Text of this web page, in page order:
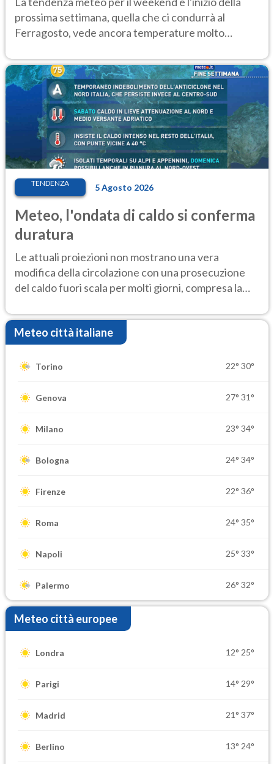
prossima settimana, quella che ci condurrà al
Ferragosto, vede ancora temperature molto
TENDENZA 5 Agosto 2026
Meteo, l'ondata di caldo si conferma
duratura
Le attuali proiezioni non mostrano una vera
modifica della circolazione con una prosecuzione
del caldo fuori scala per molti giorni, compresa la
Meteo città italiane
Torino 22° 30°
Genova 27° 31°
Milano 23° 34°
Bologna 24° 34°
Firenze 22° 36°
Roma 24° 35°
Napoli 25° 33°
Palermo 26° 32°
Meteo città europee
Londra 12° 25°
Parigi 14° 29°
Madrid 21° 37°
Berlino 13° 24°